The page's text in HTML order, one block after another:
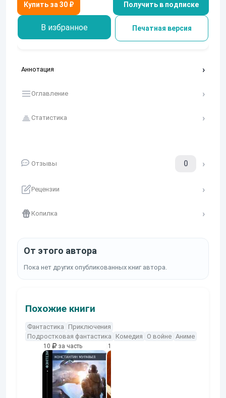
Получить в подписке
В избранное Печатная версия
Аннотация
Оглавление
Статистика
Отзывы 0
Рецензии
Копилка
От этого автора
Пока нет других опубликованных книг автора.
Похожие книги
Фантастика
Приключения
Подростковая фантастика
Комедия О войне Аниме
10 за часть 10